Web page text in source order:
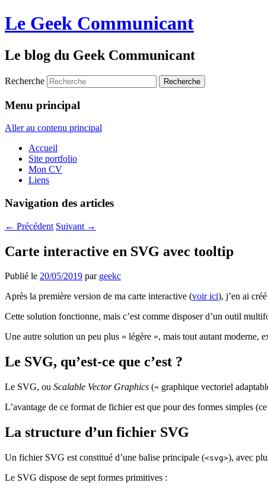
Le Geek Communicant
Le blog du Geek Communicant
Recherche
Menu principal
Aller au contenu principal
Accueil
Site portfolio
Mon CV
Liens
Navigation des articles
← Précédent Suivant →
Carte interactive en SVG avec tooltip
Publié le 20/05/2019 par geekc
Après la première version de ma carte interactive (voir ici), j’en ai
Cette solution fonctionne, mais c’est comme disposer d’un outil
Une autre solution un peu plus « légère », mais tout autant moderne,
Le SVG, qu’est-ce que c’est ?
Le SVG, ou Scalable Vector Graphics (« graphique vectoriel
L’avantage de ce format de fichier est que pour des formes simples
La structure d’un fichier SVG
Un fichier SVG est constitué d’une balise principale (<svg>), avec
Le SVG dispose de sept formes primitives :